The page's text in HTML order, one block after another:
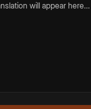
will appear here...